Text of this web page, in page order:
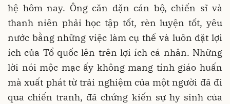
hệ hôm nay. Ông căn dặn cán bộ, chiến sĩ và
thanh niên phải học tập tốt, rèn luyện tốt, yêu
nước bằng những việc làm cụ thể và luôn đặt lợi
ích của Tổ quốc lên trên lợi ích cá nhân. Những
lời nói mộc mạc ấy không mang tính giáo huấn
mà xuất phát từ trải nghiệm của một người đã đi
qua chiến tranh, đã chứng kiến sự hy sinh của